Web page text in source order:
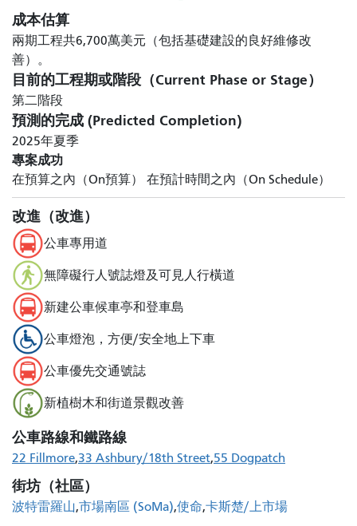
成本估算
兩期工程共6,700萬美元（包括基礎建設的良好維修改
善）。
目前的工程期或階段（Current Phase or Stage）
第二階段
預測的完成 (Predicted Completion)
2025年夏季
專案成功
在預算之內（On預算） 在預計時間之內（On Schedule）
改進（改進）
公車專用道
無障礙行人號誌燈及可見人行橫道
新建公車候車亭和登車島
公車燈泡，方便/安全地上下車
公車優先交通號誌
新植樹木和街道景觀改善
公車路線和鐵路線
22 Fillmore 33 Ashbury/18th Street 55 Dogpatch
街坊（社區）
波特雷羅山 市場南區 (SoMa) 使命 卡斯楚/上市場